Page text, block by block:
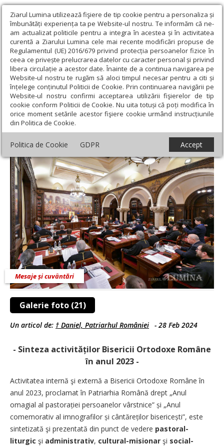
Ziarul Lumina utilizează fişiere de tip cookie pentru a personaliza și
îmbunătăți experiența ta pe Website-ul nostru. Te informăm că ne-
am actualizat politicile pentru a integra în acestea și în activitatea
curentă a Ziarului Lumina cele mai recente modificări propuse de
Regulamentul (UE) 2016/679 privind protecția persoanelor fizice în
ceea ce privește prelucrarea datelor cu caracter personal și privind
libera circulație a acestor date. Înainte de a continua navigarea pe
Website-ul nostru te rugăm să aloci timpul necesar pentru a citi și
înțelege conținutul Politicii de Cookie. Prin continuarea navigării pe
Website-ul nostru confirmi acceptarea utilizării fişierelor de tip
cookie conform Politicii de Cookie. Nu uita totuși că poți modifica în
orice moment setările acestor fişiere cookie urmând instrucțiunile
din Politica de Cookie.
Politica de Cookie GDPR Accept
Ziarul Lumina › Actualitate religioasă › Mesaje și cuvântări ›
Biserica îi preţuieşte pe bunici şi îi apreciază pe cântăreţii rugători
(psalţi)
Biserica îi preţuieşte pe bunici şi îi
apreciază pe cântăreţii rugători (psalţi)
Galerie foto (21)
Mesaje și cuvântări
Un articol de: † Daniel, Patriarhul României - 28 Feb 2024
- Sinteza activităților Bisericii Ortodoxe Române
în anul 2023 -
Activitatea internă şi externă a Bisericii Ortodoxe Române în
anul 2023, proclamat în Patriarhia Română drept „Anul
omagial al pastorației persoanelor vârst­nice” și „Anul
comemorativ al imnografilor și cântăreților bisericești”, este
sintetizată şi prezentată din punct de vedere pastoral-
liturgic şi administrativ, cultural-misionar şi social-